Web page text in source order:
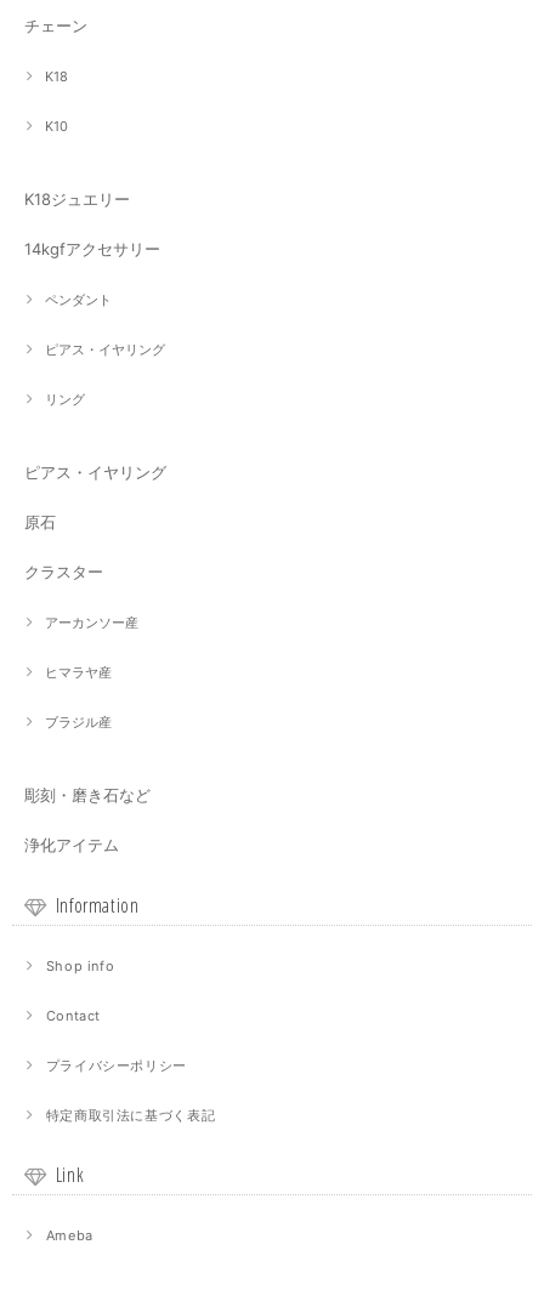
チェーン
K18
K10
K18ジュエリー
14kgfアクセサリー
ペンダント
ピアス・イヤリング
リング
ピアス・イヤリング
原石
クラスター
アーカンソー産
ヒマラヤ産
ブラジル産
彫刻・磨き石など
浄化アイテム
Information
Shop info
Contact
プライバシーポリシー
特定商取引法に基づく表記
Link
Ameba